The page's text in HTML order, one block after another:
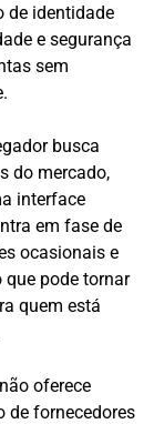
de identidade
e segurança
sem
busca
do mercado,
interface
em fase de
ocasionais e
pode tornar
quem está
oferece
de fornecedores